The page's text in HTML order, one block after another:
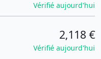
Vérifié aujourd'hui
2,118 €
Vérifié aujourd'hui